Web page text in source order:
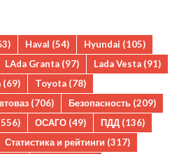
Haval (54) Hyundai (105)
LAda Granta (97) Lada Vesta (91)
(69) Toyota (78)
(706) Безопасность (209)
ОСАГО (49) ПДД (136)
Статистика и рейтинги (317)